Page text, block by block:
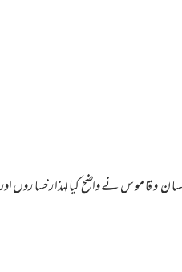
ن و قا مو س نے واضح کیا لہذا رخسا روں